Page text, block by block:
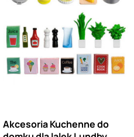
Akcesoria Kuchenne do